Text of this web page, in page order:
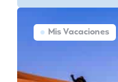
Mis Vacaciones